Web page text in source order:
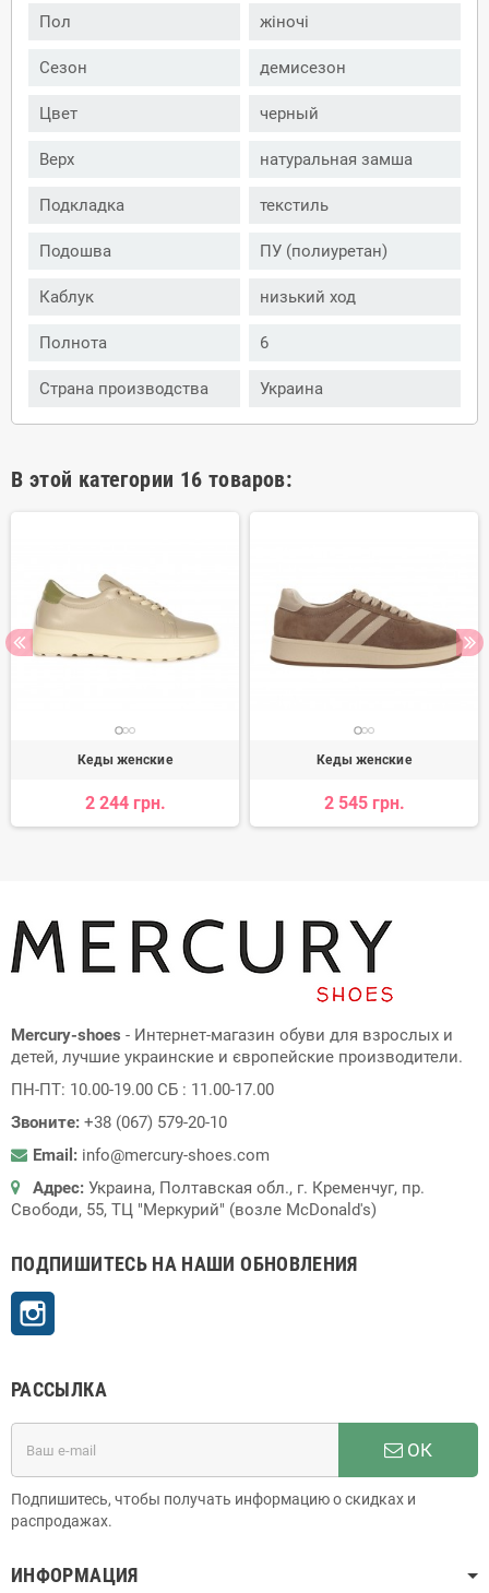
Пол жіночі
Сезон демисезон
Цвет черный
Верх натуральная замша
Подкладка текстиль
Подошва ПУ (полиуретан)
Каблук низький ход
Полнота 6
Страна производства Украина
В этой категории 16 товаров:
Кеды женские
2 244 грн.
Кеды женские
2 545 грн.
Mercury-shoes - Интернет-магазин обуви для взрослых и
детей, лучшие украинские и європейские производители.
ПН-ПТ: 10.00-19.00 СБ : 11.00-17.00
Звоните: +38 (067) 579-20-10
Email: info@mercury-shoes.com
Адрес: Украина, Полтавская обл., г. Кременчуг, пр.
Свободи, 55, ТЦ "Меркурий" (возле McDonald's)
ПОДПИШИТЕСЬ НА НАШИ ОБНОВЛЕНИЯ
РАССЫЛКА
ОК
Подпишитесь, чтобы получать информацию о скидках и
распродажах.
ИНФОРМАЦИЯ